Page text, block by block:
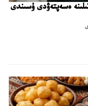
ەسەپتەۋدى ۇسىندى